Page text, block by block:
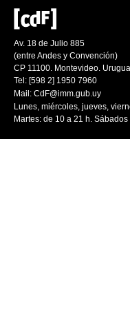
Av. 18 de Julio 885
(entre Andes y Convención)
CP 11100. Montevideo.
Tel: [598 2] 1950 7960
Mail: CdF@imm.gub.uy
Lunes, miércoles, jueves,
Martes: de 10 a 21 h.